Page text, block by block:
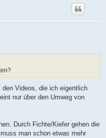
Videos, die ich eigentlich
nur über den Umweg von
Durch Fichte/Kiefer gehen die
man schon etwas mehr